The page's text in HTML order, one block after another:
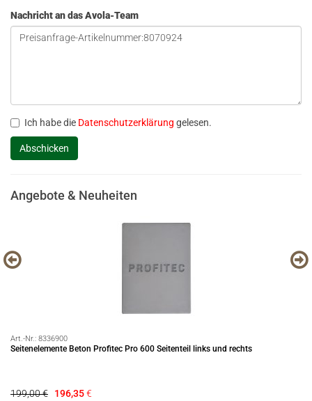
Nachricht an das Avola-Team
Ich habe die Datenschutzerklärung gelesen.
Angebote & Neuheiten
Art.-Nr.: 8336900
Seitenelemente Beton Profitec Pro 600 Seitenteil links und rechts
199,00 € 196,35€